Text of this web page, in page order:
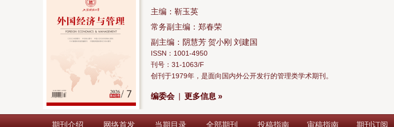
主编：靳玉英
常务副主编：郑春荣
副主编：阴慧芳 贺小刚 刘建国
ISSN：1001-4950
刊号：31-1063/F
创刊于1979年，是面向国内外公开发行的管理类学术期刊。
编委会| 更多信息 »
期刊介绍 网络首发 当期目录 全部期刊 投稿指南 审稿指南 期刊订阅